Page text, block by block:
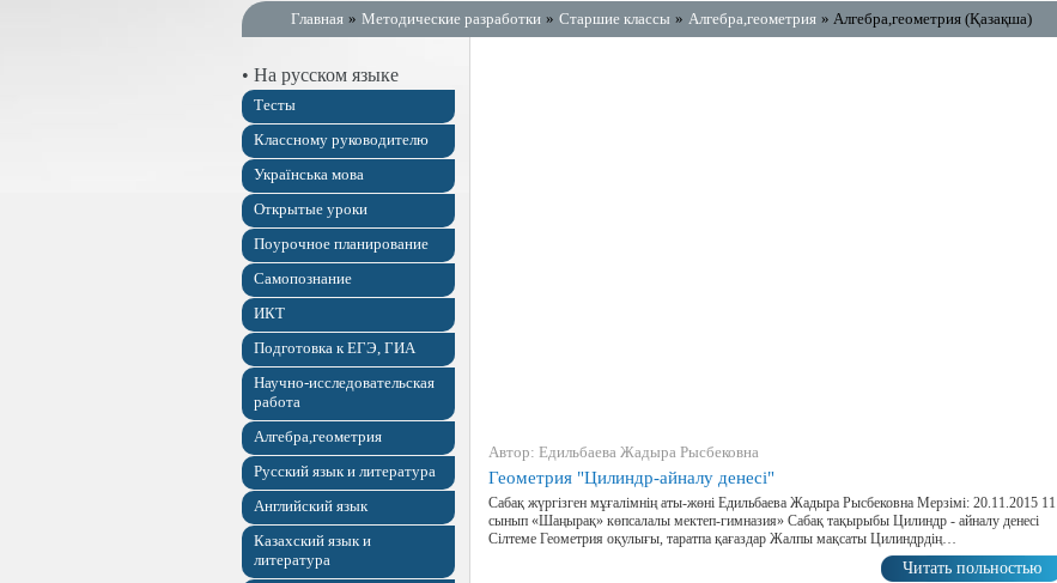
Главная » Методические разработки » Старшие классы » Алгебра,геометрия » Алгебра,геометрия (Қазақша)
• На русском языке
Тесты
Классному руководителю
Українська мова
Открытые уроки
Поурочное планирование
Самопознание
ИКТ
Подготовка к ЕГЭ, ГИА
Научно-исследовательская
работа
Алгебра,геометрия
Русский язык и литература
Английский язык
Казахский язык и
литература
Автор: Едильбаева Жадыра Рысбековна
Геометрия "Цилиндр-айналу денесі"
Сабақ жүргізген мұғалімнің аты-жөні Едильбаева Жадыра Рысбековна Мерзімі: 20.11.2015 11
сынып «Шаңырақ» көпсалалы мектеп-гимназия» Сабақ тақырыбы Цилиндр - айналу денесі
Сілтеме Геометрия оқулығы, таратпа қағаздар Жалпы мақсаты Цилиндрдің…
Читать польностью